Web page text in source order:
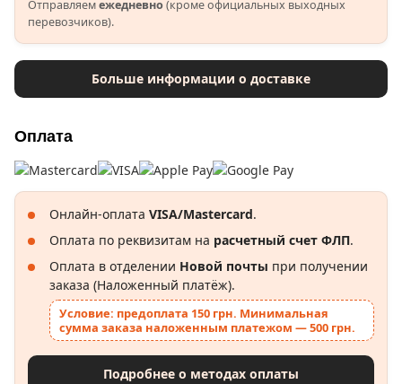
Отправляемежедневно(кроме официальных выходных
перевозчиков).
Больше информации о доставке
Оплата
Онлайн-оплата VISA/Mastercard.
Оплата по реквизитам на расчетный счет ФЛП.
Оплата в отделении Новой почты при получении
заказа (Наложенный платёж).
Условие: предоплата 150 грн. Минимальная
сумма заказа наложенным платежом — 500 грн.
Подробнее о методах оплаты